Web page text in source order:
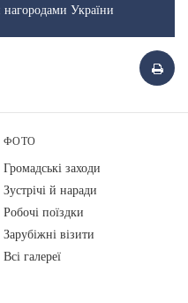
України
ФОТО
Громадські заходи
Зустрічі й наради
Робочі поїздки
Зарубіжні візити
Всі галереї